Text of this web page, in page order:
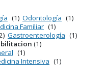
(1) Odontología (1)
Familiar (1)
Gastroenterología (1)
(1)
(1)
Intensiva (1)